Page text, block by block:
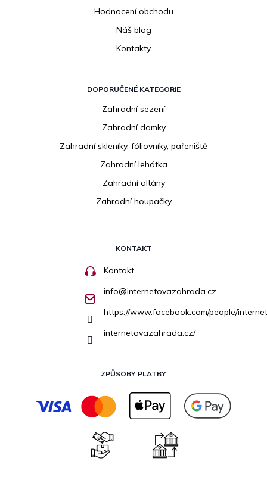
Hodnocení obchodu
Náš blog
Kontakty
DOPORUČENÉ KATEGORIE
Zahradní sezení
Zahradní domky
Zahradní skleníky, fóliovníky, pařeniště
Zahradní lehátka
Zahradní altány
Zahradní houpačky
KONTAKT
Kontakt
info@internetovazahrada.cz
https://www.facebook.com/people/
internetovazahrada.cz/
ZPŮSOBY PLATBY